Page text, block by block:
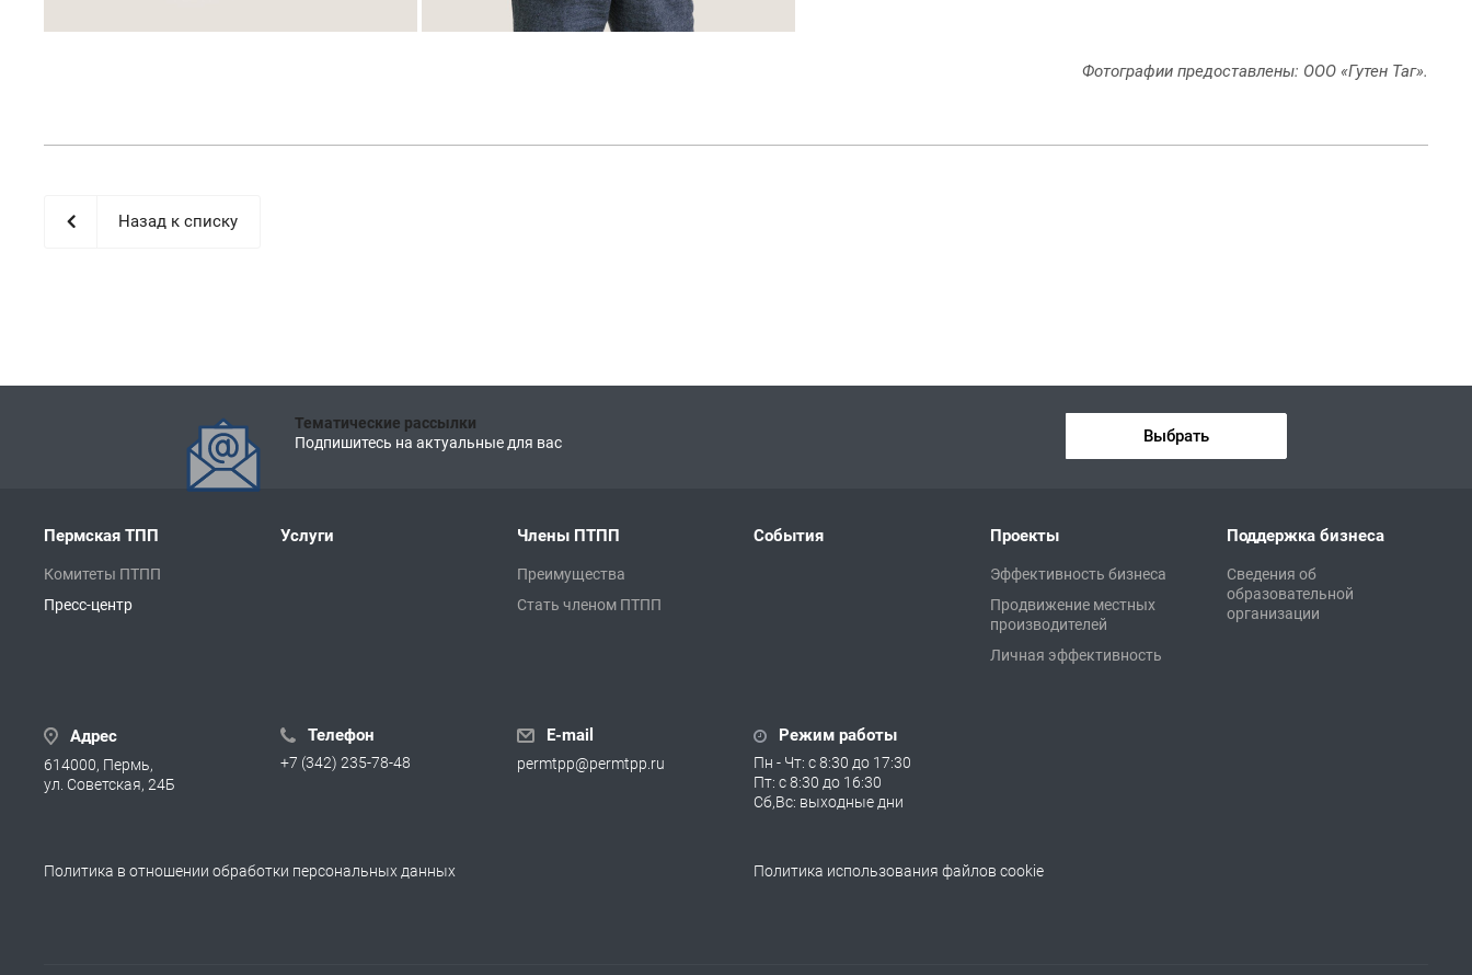
Фотографии предоставлены: ООО «Гутен Таг».
Назад к списку
Тематические рассылки
Подпишитесь на актуальные для вас
Выбрать
Пермская ТПП
Комитеты ПТПП
Пресс-центр
Услуги Члены ПТПП
Преимущества
Стать членом ПТПП
События Проекты
Эффективность бизнеса
Продвижение местных
производителей
Личная эффективность
Поддержка бизнеса
Сведения об
образовательной
организации
Адрес
614000, Пермь,
ул. Советская, 24Б
Телефон
+7 (342) 235-78-48
E-mail
permtpp@permtpp.ru
Режим работы
Пн - Чт: с 8:30 до 17:30
Пт: с 8:30 до 16:30
Сб,Вс: выходные дни
Политика в отношении обработки персональных данных Политика использования файлов cookie